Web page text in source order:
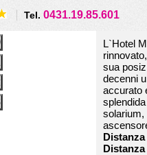
Tel. 0431.19.85.601
L`Hotel
sua
decenni
accurato
solarium,